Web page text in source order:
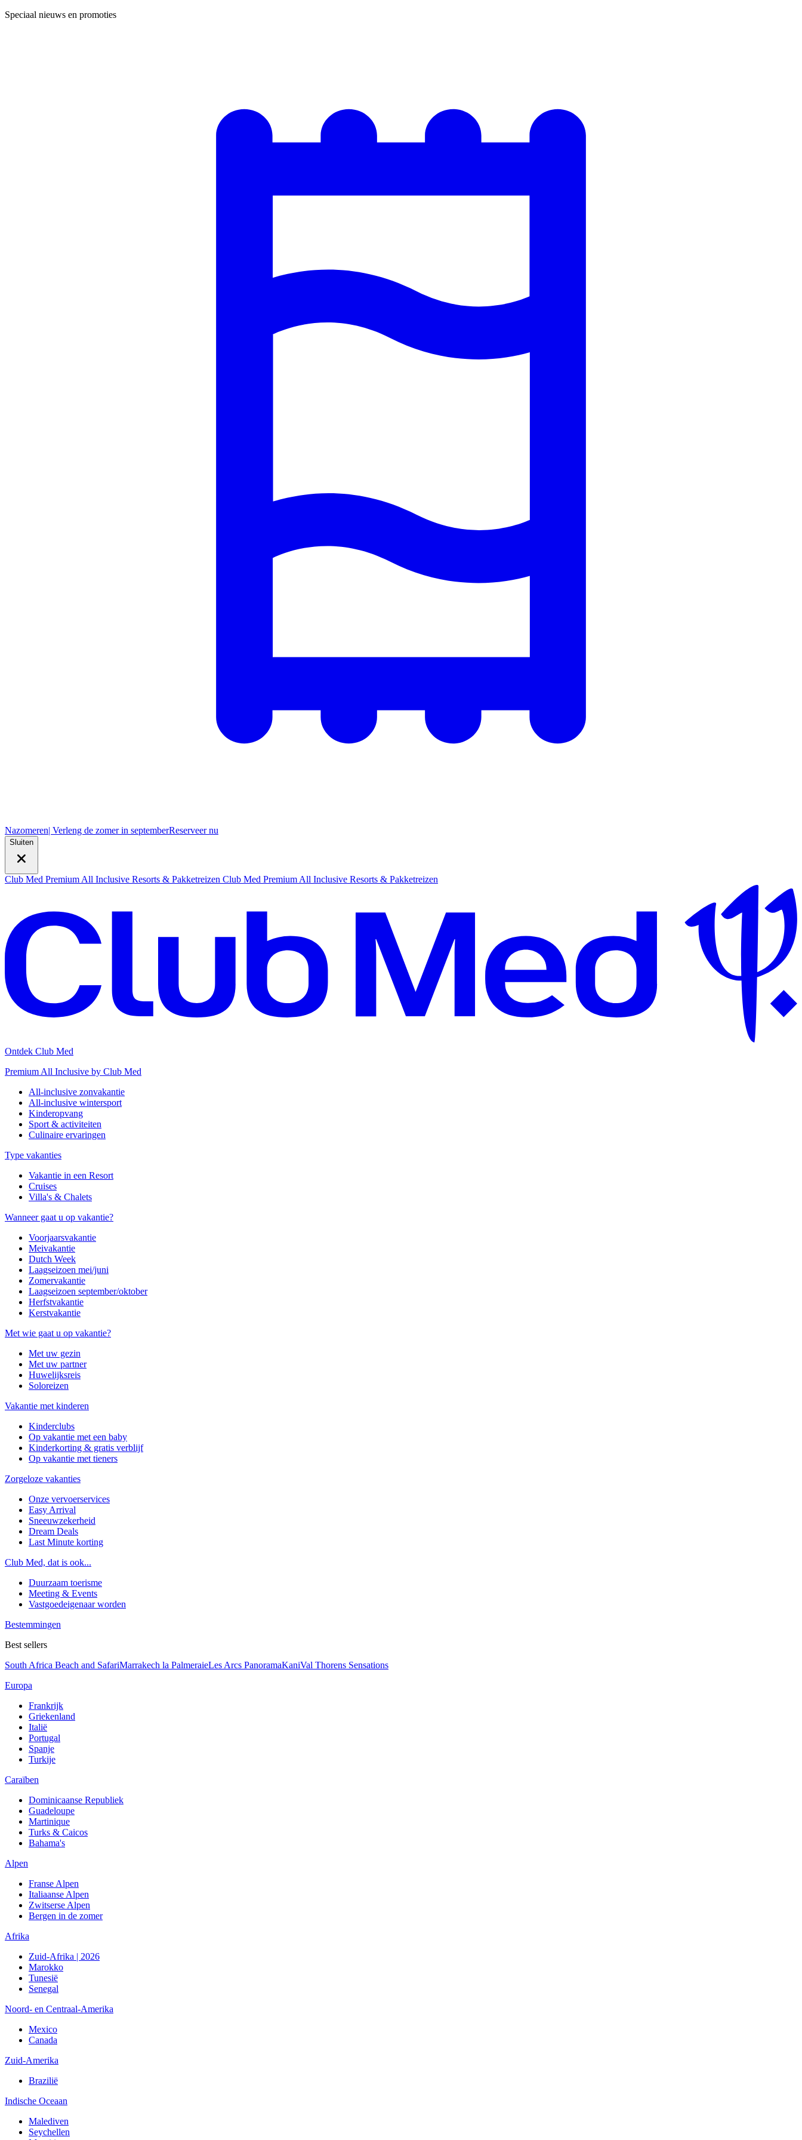
Speciaal nieuws en promoties
Nazomeren| Verleng de zomer in septemberReserveer nu
Sluiten
Club Med Premium All Inclusive Resorts & Pakketreizen Club Med Premium All Inclusive Resorts & Pakketreizen
Ontdek Club Med
Premium All Inclusive by Club Med
All-inclusive zonvakantie
All-inclusive wintersport
Kinderopvang
Sport & activiteiten
Culinaire ervaringen
Type vakanties
Vakantie in een Resort
Cruises
Villa's & Chalets
Wanneer gaat u op vakantie?
Voorjaarsvakantie
Meivakantie
Dutch Week
Laagseizoen mei/juni
Zomervakantie
Laagseizoen september/oktober
Herfstvakantie
Kerstvakantie
Met wie gaat u op vakantie?
Met uw gezin
Met uw partner
Huwelijksreis
Soloreizen
Vakantie met kinderen
Kinderclubs
Op vakantie met een baby
Kinderkorting & gratis verblijf
Op vakantie met tieners
Zorgeloze vakanties
Onze vervoerservices
Easy Arrival
Sneeuwzekerheid
Dream Deals
Last Minute korting
Club Med, dat is ook...
Duurzaam toerisme
Meeting & Events
Vastgoedeigenaar worden
Bestemmingen
Best sellers
South Africa Beach and SafariMarrakech la PalmeraieLes Arcs PanoramaKaniVal Thorens Sensations
Europa
Frankrijk
Griekenland
Italië
Portugal
Spanje
Turkije
Caraïben
Dominicaanse Republiek
Guadeloupe
Martinique
Turks & Caicos
Bahama's
Alpen
Franse Alpen
Italiaanse Alpen
Zwitserse Alpen
Bergen in de zomer
Afrika
Zuid-Afrika | 2026
Marokko
Tunesië
Senegal
Noord- en Centraal-Amerika
Mexico
Canada
Zuid-Amerika
Brazilië
Indische Oceaan
Malediven
Seychellen